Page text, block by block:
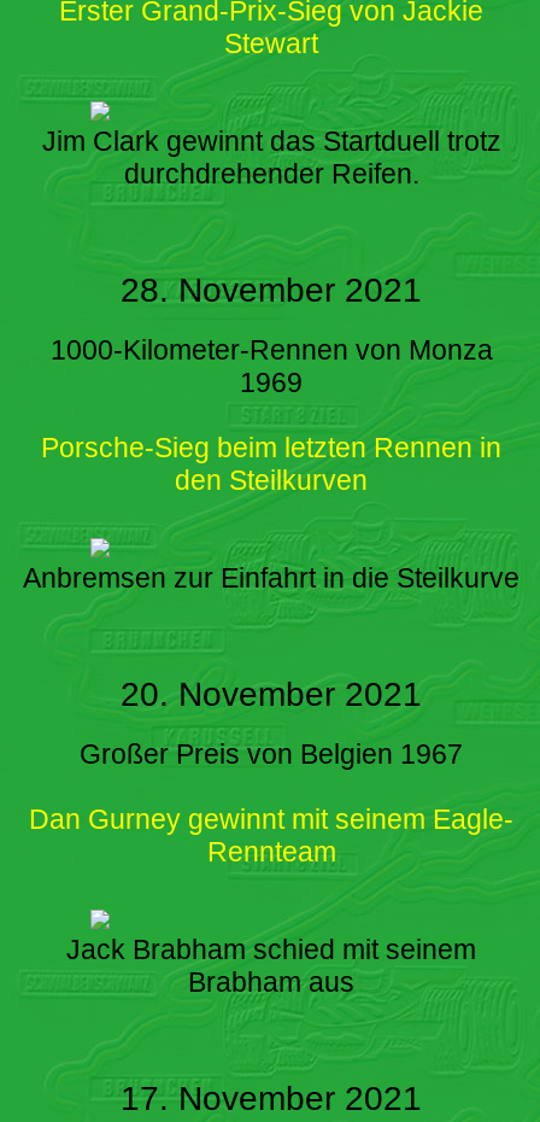
Erster Grand-Prix-Sieg von Jackie
Stewart
Jim Clark gewinnt das Startduell trotz
durchdrehender Reifen.
28. November 2021
1000-Kilometer-Rennen von Monza
1969
Porsche-Sieg beim letzten Rennen in
den Steilkurven
Anbremsen zur Einfahrt in die Steilkurve
20. November 2021
Großer Preis von Belgien 1967
Dan Gurney gewinnt mit seinem Eagle-
Rennteam
Jack Brabham schied mit seinem
Brabham aus
17. November 2021